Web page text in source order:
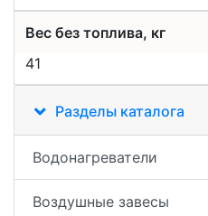
Вес без топлива, кг
41
Разделы каталога
Водонагреватели
Воздушные завесы